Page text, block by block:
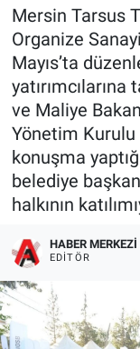
Mersin Tarsus
Organize
Mayıs’ta
ve Maliye
Yönetim Kurulu
konuşma
belediye
halkının
HABER MERKEZI
EDITÖR